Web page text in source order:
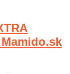
Mamido.sk